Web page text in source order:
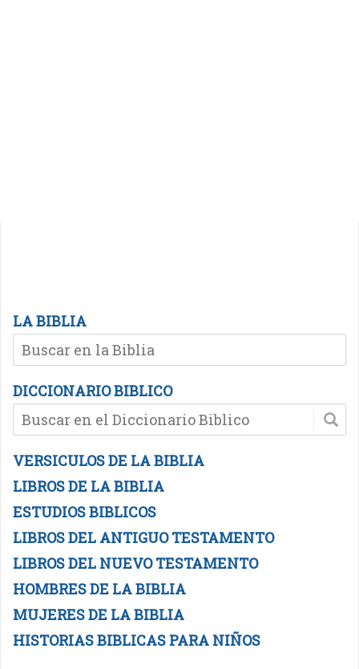
LA BIBLIA
DICCIONARIO BIBLICO
VERSICULOS DE LA BIBLIA
LIBROS DE LA BIBLIA
ESTUDIOS BIBLICOS
LIBROS DEL ANTIGUO TESTAMENTO
LIBROS DEL NUEVO TESTAMENTO
HOMBRES DE LA BIBLIA
MUJERES DE LA BIBLIA
HISTORIAS BIBLICAS PARA NIÑOS